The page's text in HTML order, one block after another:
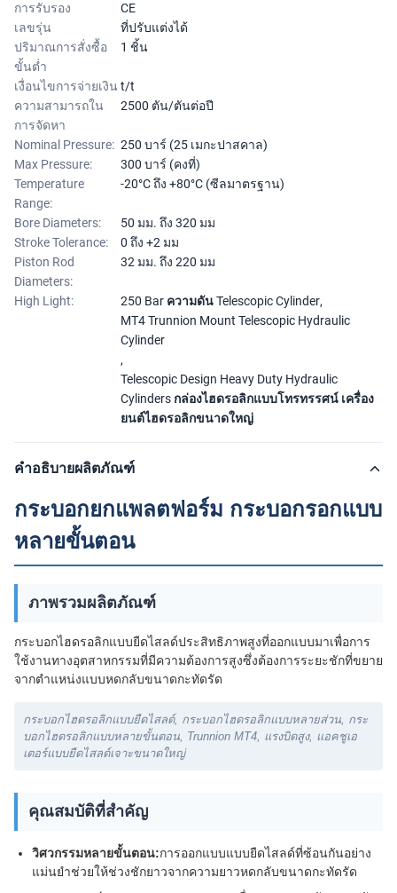
การรับรอง
CE
เลขรุ่น
ที่ปรับแต่งได้
ปริมาณการสั่งซื้อ
ขั้นต่ำ
1 ชิ้น
เงื่อนไขการจ่ายเงิน t/t
ความสามารถใน
การจัดหา
2500 ตัน/ตันต่อปี
Nominal Pressure: 250 บาร์ (25 เมกะปาสคาล)
Max Pressure:
300 บาร์ (คงที่)
Temperature
Range:
-20°C ถึง +80°C (ซีลมาตรฐาน)
Bore Diameters:
50 มม. ถึง 320 มม
Stroke Tolerance:
0 ถึง +2 มม
Piston Rod
Diameters:
32 มม. ถึง 220 มม
High Light: 250 Bar ความดัน Telescopic Cylinder,
MT4 Trunnion Mount Telescopic Hydraulic
Cylinder
,
Telescopic Design Heavy Duty Hydraulic
Cylinders กล่องไฮดรอลิกแบบโทรทรรศน์ เครื่อง
ยนต์ไฮดรอลิกขนาดใหญ่
คำอธิบายผลิตภัณฑ์
กระบอกยกแพลตฟอร์ม กระบอกรอกแบบ
หลายขั้นตอน
ภาพรวมผลิตภัณฑ์
กระบอกไฮดรอลิกแบบยืดไสลด์ประสิทธิภาพสูงที่ออกแบบมาเพื่อการ
ใช้งานทางอุตสาหกรรมที่มีความต้องการสูงซึ่งต้องการระยะชักที่ขยาย
จากตำแหน่งแบบหดกลับขนาดกะทัดรัด
กระบอกไฮดรอลิกแบบยืดไสลด์, กระบอกไฮดรอลิกแบบหลายส่วน, กระ
บอกไฮดรอลิกแบบหลายขั้นตอน, Trunnion MT4, แรงบิดสูง, แอคชูเอ
เตอร์แบบยืดไสลด์เจาะขนาดใหญ่
คุณสมบัติที่สำคัญ
วิศวกรรมหลายขั้นตอน:การออกแบบแบบยืดไสลด์ที่ซ้อนกันอย่าง
แม่นยำช่วยให้ช่วงชักยาวจากความยาวหดกลับขนาดกะทัดรัด